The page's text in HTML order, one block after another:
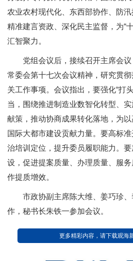
农业农村现代化、东西部协作、防汛
精准建言资政、深化民主监督，为“
汇智聚力。
党组会议后，接续召开主席会
常委会第十七次会议精神，研究贯
关工作事项。会议指出，要强化“打
当，围绕推进制造业数智化转型、
献策，推动协商成果转化落地，为
国际大都市建设贡献力量。要高标
治培训定位，提升委员履职能力。
设，促进提案质量、办理质量、服
作提质增效。
市政协副主席陈大维、姜巧珍
作，秘书长朱铁一参加会议。
更多精彩内容，请下载观海